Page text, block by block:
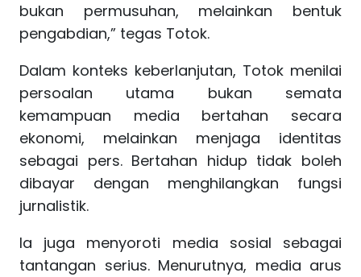
bukan permusuhan, melainkan bentuk
pengabdian,” tegas Totok.
Dalam konteks keberlanjutan, Totok menilai
persoalan utama bukan semata
kemampuan media bertahan secara
ekonomi, melainkan menjaga identitas
sebagai pers. Bertahan hidup tidak boleh
dibayar dengan menghilangkan fungsi
jurnalistik.
Ia juga menyoroti media sosial sebagai
tantangan serius. Menurutnya, media arus